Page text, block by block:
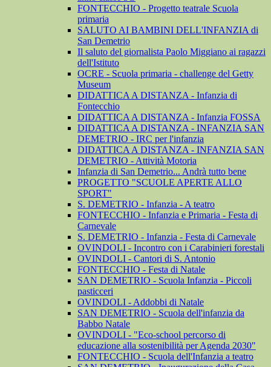
FONTECCHIO - Progetto teatrale Scuola
primaria
SALUTO AI BAMBINI DELL'INFANZIA di
San Demetrio
Il saluto del giornalista Paolo Miggiano ai ragazzi
dell'Istituto
OCRE - Scuola primaria - challenge del Getty
Museum
DIDATTICA A DISTANZA - Infanzia di
Fontecchio
DIDATTICA A DISTANZA - Infanzia FOSSA
DIDATTICA A DISTANZA - INFANZIA SAN
DEMETRIO - IRC per l'infanzia
DIDATTICA A DISTANZA - INFANZIA SAN
DEMETRIO - Attività Motoria
Infanzia di San Demetrio... Andrà tutto bene
PROGETTO "SCUOLE APERTE ALLO
SPORT"
S. DEMETRIO - Infanzia - A teatro
FONTECCHIO - Infanzia e Primaria - Festa di
Carnevale
S. DEMETRIO - Infanzia - Festa di Carnevale
OVINDOLI - Incontro con i Carabinieri forestali
OVINDOLI - Cantori di S. Antonio
FONTECCHIO - Festa di Natale
SAN DEMETRIO - Scuola Infanzia - Piccoli
pasticceri
OVINDOLI - Addobbi di Natale
SAN DEMETRIO - Scuola dell'infanzia da
Babbo Natale
OVINDOLI - "Eco-school percorso di
educazione alla sostenibilità per Agenda 2030"
FONTECCHIO - Scuola dell'Infanzia a teatro